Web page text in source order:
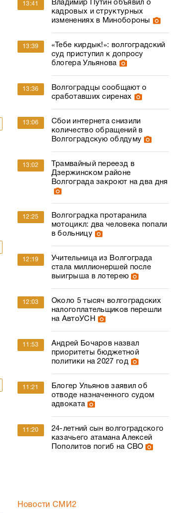
13:41
Владимир Путин объявил о
кадровых и структурных
изменениях в Минобороны
13:39
«Тебе кирдык!»: волгоградский
суд приступил к допросу
блогера Ульянова
13:36
Волгоградцы сообщают о
сработавших сиренах
13:06
Сбои интернета снизили
количество обращений в
Волгоградскую облдуму
13:02
Трамвайный переезд в
Дзержинском районе
Волгограда закроют на два дня
12:25
Волгоградка протаранила
мотоцикл: два человека попали
в больницу
12:19
Учительница из Волгограда
стала миллионершей после
выигрыша в лотерею
12:03
Около 5 тысяч волгоградских
налогоплательщиков перешли
на АвтоУСН
11:53
Андрей Бочаров назвал
приоритеты бюджетной
политики на 2027 год
11:21
Блогер Ульянов заявил об
отводе назначенного судом
адвоката
11:20
24-летний сын волгоградского
казачьего атамана Алексей
Пополитов погиб на СВО
Новости СМИ2